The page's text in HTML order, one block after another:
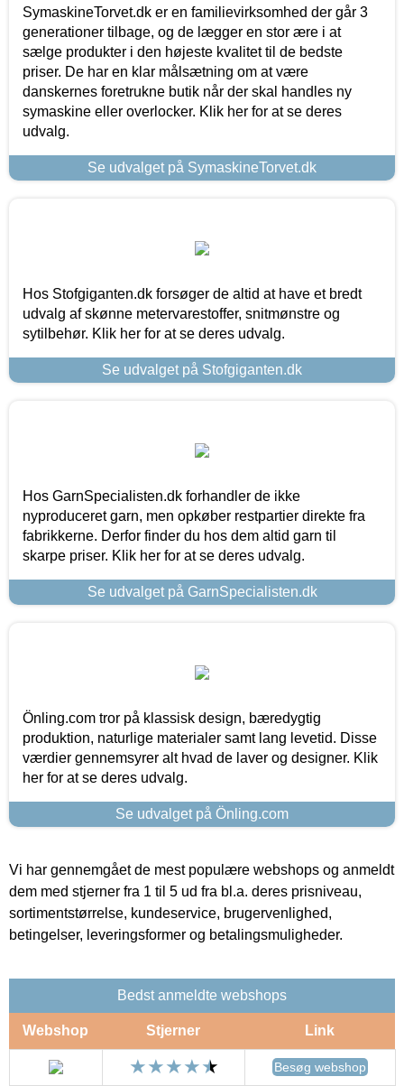
SymaskineTorvet.dk er en familievirksomhed der går 3
generationer tilbage, og de lægger en stor ære i at
sælge produkter i den højeste kvalitet til de bedste
priser. De har en klar målsætning om at være
danskernes foretrukne butik når der skal handles ny
symaskine eller overlocker. Klik her for at se deres
udvalg.
Se udvalget på SymaskineTorvet.dk
Hos Stofgiganten.dk forsøger de altid at have et bredt
udvalg af skønne metervarestoffer, snitmønstre og
sytilbehør. Klik her for at se deres udvalg.
Se udvalget på Stofgiganten.dk
Hos GarnSpecialisten.dk forhandler de ikke
nyproduceret garn, men opkøber restpartier direkte fra
fabrikkerne. Derfor finder du hos dem altid garn til
skarpe priser. Klik her for at se deres udvalg.
Se udvalget på GarnSpecialisten.dk
Önling.com tror på klassisk design, bæredygtig
produktion, naturlige materialer samt lang levetid. Disse
værdier gennemsyrer alt hvad de laver og designer. Klik
her for at se deres udvalg.
Se udvalget på Önling.com
Vi har gennemgået de mest populære webshops og anmeldt
dem med stjerner fra 1 til 5 ud fra bl.a. deres prisniveau,
sortimentstørrelse, kundeservice, brugervenlighed,
betingelser, leveringsformer og betalingsmuligheder.
Bedst anmeldte webshops
Webshop Stjerner Link
Besøg webshop